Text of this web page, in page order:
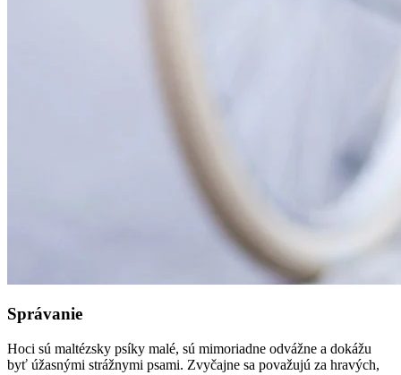
Správanie
Hoci sú maltézsky psíky malé, sú mimoriadne odvážne a dokážu
byť úžasnými strážnymi psami. Zvyčajne sa považujú za hravých,